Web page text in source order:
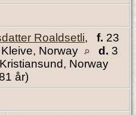
Roaldsetli, f. 23
Norway
d. 3
Norway
år)